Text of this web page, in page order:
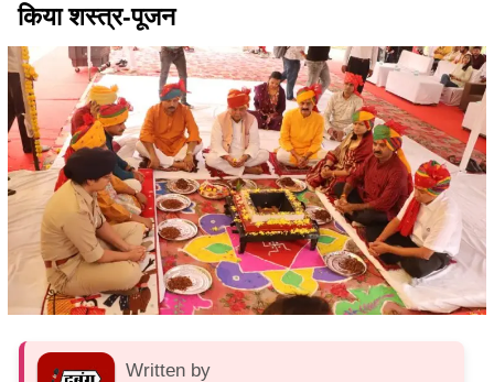
किया शस्त्र-पूजन
Written by